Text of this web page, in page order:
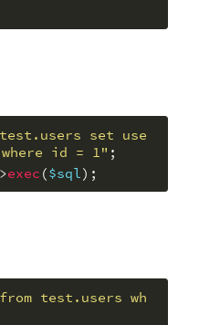
set use
id = 1" ;
exec ($sql);
test.users wh